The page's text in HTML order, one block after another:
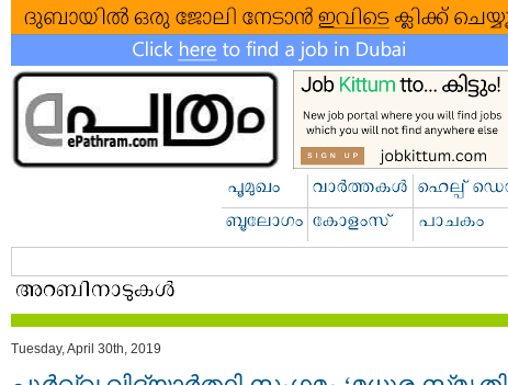
Tuesday, April 30th, 2019